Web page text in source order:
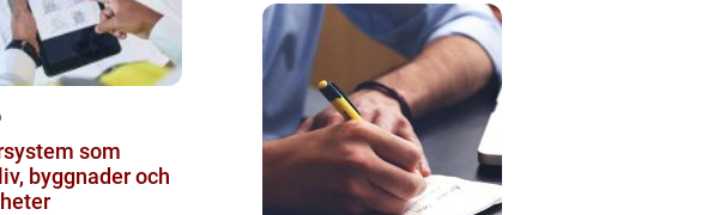
som
byggnader och